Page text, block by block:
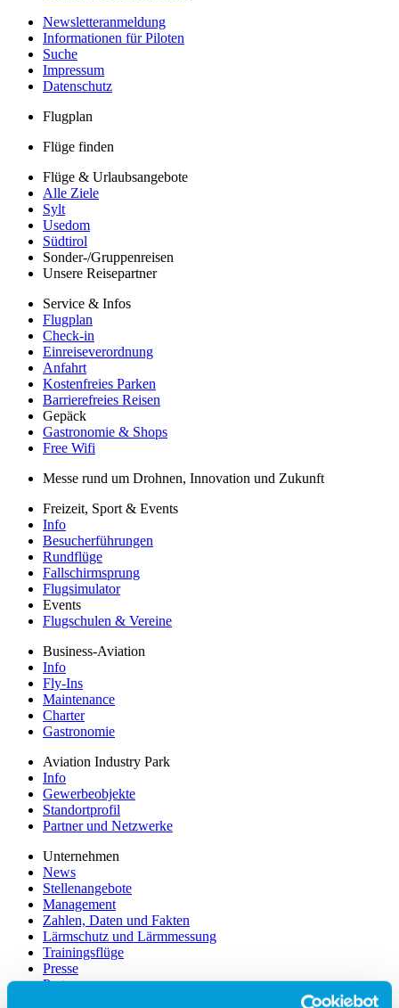
Newsletteranmeldung
Informationen für Piloten
Suche
Impressum
Datenschutz
Flugplan
Flüge finden
Flüge & Urlaubsangebote
Alle Ziele
Sylt
Usedom
Südtirol
Sonder-/Gruppenreisen
Unsere Reisepartner
Service & Infos
Flugplan
Check-in
Einreiseverordnung
Anfahrt
Kostenfreies Parken
Barrierefreies Reisen
Gepäck
Gastronomie & Shops
Free Wifi
Messe rund um Drohnen, Innovation und Zukunft
Freizeit, Sport & Events
Info
Besucherführungen
Rundflüge
Fallschirmsprung
Flugsimulator
Events
Flugschulen & Vereine
Business-Aviation
Info
Fly-Ins
Maintenance
Charter
Gastronomie
Aviation Industry Park
Info
Gewerbeobjekte
Standortprofil
Partner und Netzwerke
Unternehmen
News
Stellenangebote
Management
Zahlen, Daten und Fakten
Lärmschutz und Lärmmessung
Trainingsflüge
Presse
Partner